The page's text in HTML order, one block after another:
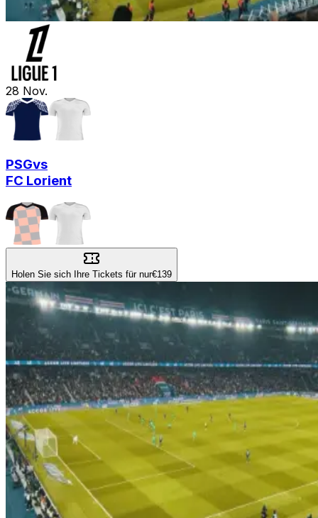
28 Nov.
PSGvs
FC Lorient
Holen Sie sich Ihre Tickets für nur€139